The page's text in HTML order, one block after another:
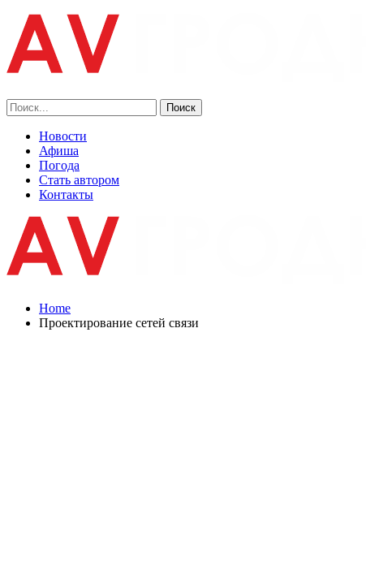
Новости
Афиша
Погода
Стать автором
Контакты
Home
Проектирование сетей связи